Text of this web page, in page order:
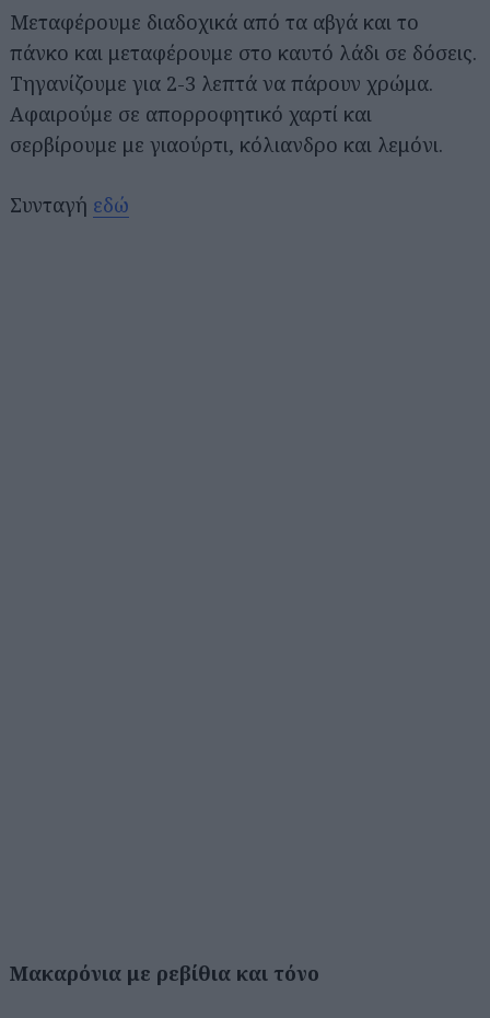
Μεταφέρουμε διαδοχικά από τα αβγά και το
πάνκο και μεταφέρουμε στο καυτό λάδι σε δόσεις.
Τηγανίζουμε για 2-3 λεπτά να πάρουν χρώμα.
Αφαιρούμε σε απορροφητικό χαρτί και
σερβίρουμε με γιαούρτι, κόλιανδρο και λεμόνι.
Συνταγή εδώ
Μακαρόνια με ρεβίθια και τόνο